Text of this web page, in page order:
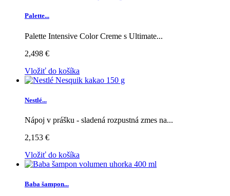
Palette...
Palette Intensive Color Creme s Ultimate...
2,498 €
Vložiť do košíka
Nestlé...
Nápoj v prášku - sladená rozpustná zmes na...
2,153 €
Vložiť do košíka
Baba šampon...